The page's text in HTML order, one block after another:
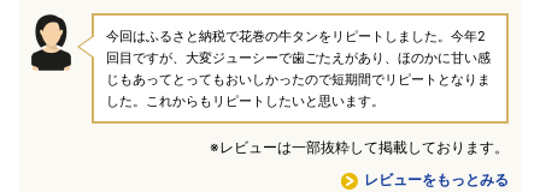
レビューをもっとみる
今回はふるさと納税で花巻の牛タンをリピートしました。今年2
回目ですが、大変ジューシーで歯ごたえがあり、ほのかに甘い感
じもあってとってもおいしかったので短期間でリピートとなりま
した。これからもリピートしたいと思います。
※レビューは一部抜粋して掲載しております。